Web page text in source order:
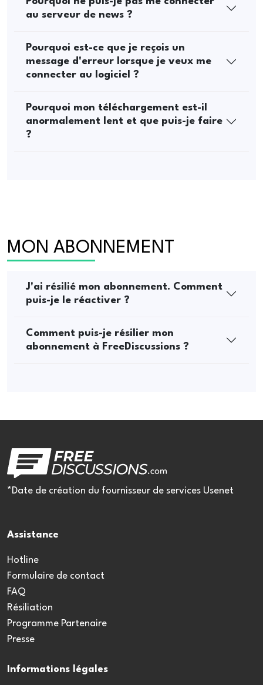
au serveur de news ?
Pourquoi est-ce que je reçois un
message d'erreur lorsque je veux me
connecter au logiciel ?
Pourquoi mon téléchargement est-il
anormalement lent et que puis-je faire
?
MON ABONNEMENT
J'ai résilié mon abonnement. Comment
puis-je le réactiver ?
Comment puis-je résilier mon
abonnement à FreeDiscussions ?
*Date de création du fournisseur de services Usenet
Assistance
Hotline
Formulaire de contact
FAQ
Résiliation
Programme Partenaire
Presse
Informations légales